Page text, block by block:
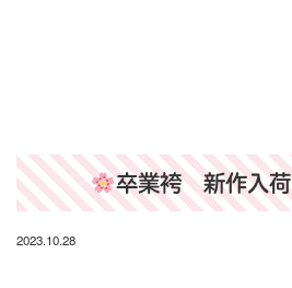
卒業袴 新作入荷
2023.10.28